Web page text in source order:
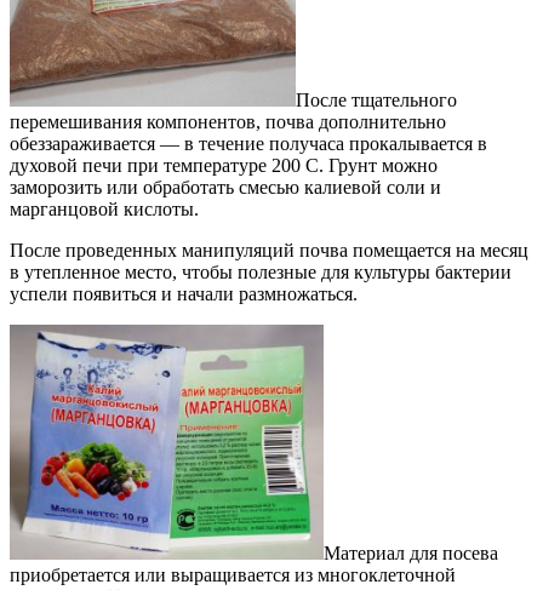
После тщательного
перемешивания компонентов, почва дополнительно
обеззараживается — в течение получаса прокалывается в
духовой печи при температуре 200 C. Грунт можно
заморозить или обработать смесью калиевой соли и
марганцовой кислоты.
После проведенных манипуляций почва помещается на месяц
в утепленное место, чтобы полезные для культуры бактерии
успели появиться и начали размножаться.
Материал для посева
приобретается или выращивается из многоклеточной